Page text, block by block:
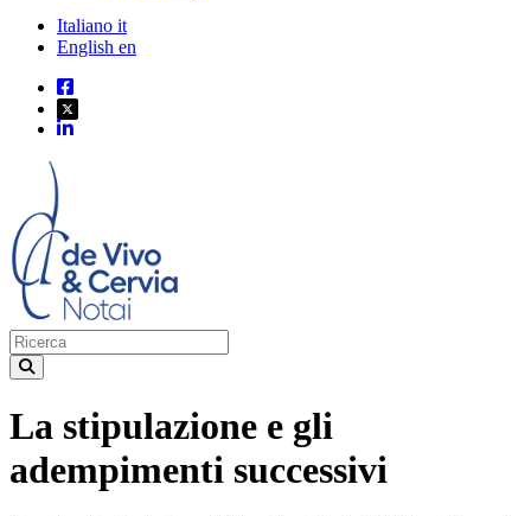
Italiano it
English en
La stipulazione e gli
adempimenti successivi